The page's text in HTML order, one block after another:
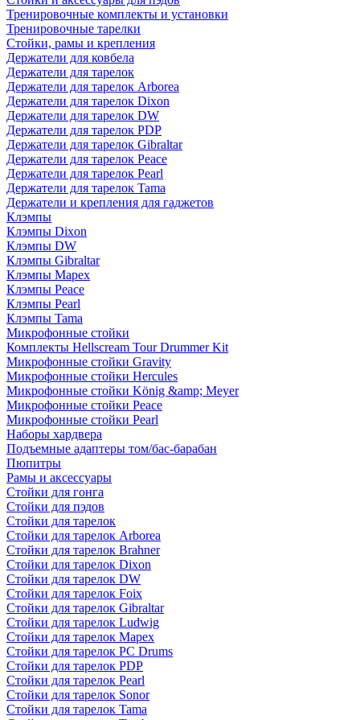
Тренировочные комплекты и установки
Тренировочные тарелки
Стойки, рамы и крепления
Держатели для ковбела
Держатели для тарелок
Держатели для тарелок Arborea
Держатели для тарелок Dixon
Держатели для тарелок DW
Держатели для тарелок PDP
Держатели для тарелок Gibraltar
Держатели для тарелок Peace
Держатели для тарелок Pearl
Держатели для тарелок Tama
Держатели и крепления для гаджетов
Клэмпы
Клэмпы Dixon
Клэмпы DW
Клэмпы Gibraltar
Клэмпы Mapex
Клэмпы Peace
Клэмпы Pearl
Клэмпы Tama
Микрофонные стойки
Комплекты Hellscream Tour Drummer Kit
Микрофонные стойки Gravity
Микрофонные стойки Hercules
Микрофонные стойки König &amp; Meyer
Микрофонные стойки Peace
Микрофонные стойки Pearl
Наборы хардвера
Подъемные адаптеры том/бас-барабан
Пюпитры
Рамы и аксессуары
Стойки для гонга
Стойки для пэдов
Стойки для тарелок
Стойки для тарелок Arborea
Стойки для тарелок Brahner
Стойки для тарелок Dixon
Стойки для тарелок DW
Стойки для тарелок Foix
Стойки для тарелок Gibraltar
Стойки для тарелок Ludwig
Стойки для тарелок Mapex
Стойки для тарелок PC Drums
Стойки для тарелок PDP
Стойки для тарелок Pearl
Стойки для тарелок Sonor
Стойки для тарелок Tama